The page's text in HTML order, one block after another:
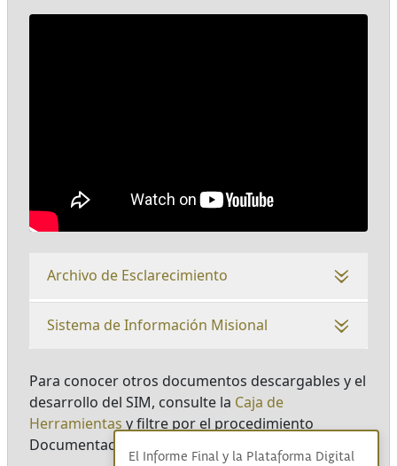
Archivo de Esclarecimiento
Sistema de Información Misional
Para conocer otros documentos descargables y el
desarrollo del SIM, consulte la Caja de
Herramientas y filtre por el procedimiento
Documentación técnica SIM.
El Informe Final y la Plataforma Digital